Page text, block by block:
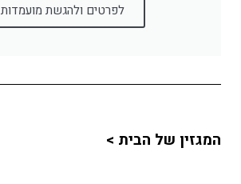
לפרטים ולהגשת מועמדות
המגזין של הבית >